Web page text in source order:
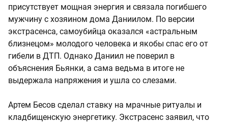
присутствует мощная энергия и связала погибшего
мужчину с хозяином дома Даниилом. По версии
экстрасенса, самоубийца оказался «астральным
близнецом» молодого человека и якобы спас его от
гибели в ДТП. Однако Даниил не поверил в
объяснения Бьянки, а сама ведьма в итоге не
выдержала напряжения и ушла со слезами.
Артем Бесов сделал ставку на мрачные ритуалы и
кладбищенскую энергетику. Экстрасенс заявил, что